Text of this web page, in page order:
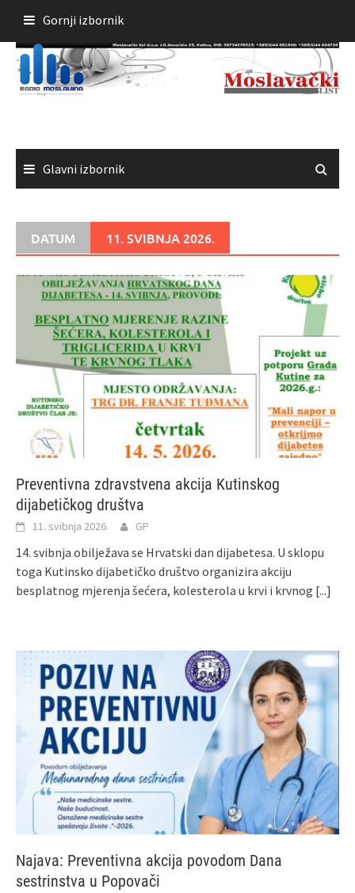
sadržaja
Gornji izbornik
Glavni izbornik
DATUM 11. SVIBNJA 2026.
Preventivna zdravstvena akcija Kutinskog
dijabetičkog društva
11. svibnja 2026. GP
14. svibnja obilježava se Hrvatski dan dijabetesa. U sklopu
toga Kutinsko dijabetičko društvo organizira akciju
besplatnog mjerenja šećera, kolesterola u krvi i krvnog [...]
Najava: Preventivna akcija povodom Dana
sestrinstva u Popovači